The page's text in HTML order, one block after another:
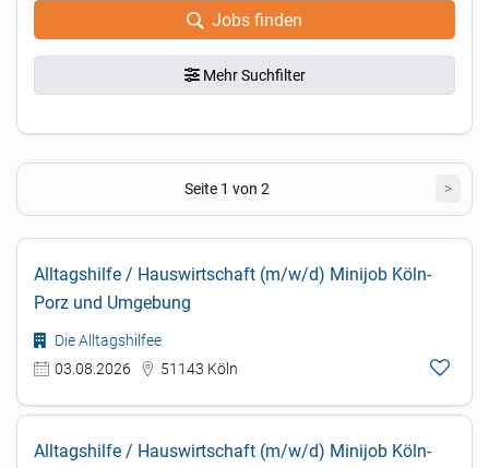
Jobs finden
Mehr Suchfilter
Seite 1 von 2 >
Alltagshilfe / Hauswirtschaft (m/w/d) Minijob Köln-
Porz und Umgebung
Die Alltagshilfee
03.08.2026
51143 Köln
Alltagshilfe / Hauswirtschaft (m/w/d) Minijob Köln-